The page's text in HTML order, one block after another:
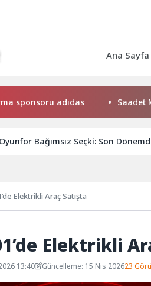
Ana Sayfa
adidas Saadet Mirci
Oyunfor Bağımsız Seçki: Son
Elektrikli Araç Satışta
Elektrikli
13:40 Güncelleme: 15 Nis 202623